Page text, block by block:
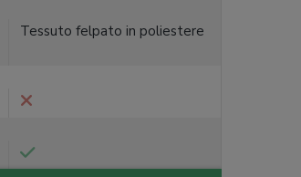
Tessuto felpato in poliestere